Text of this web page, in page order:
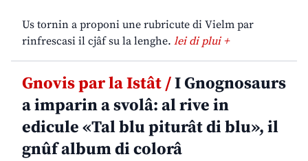
Us tornin a proponi une rubricute di Vielm par
rinfrescasi il cjâf su la lenghe. lei di plui +
Gnovis par la Istât /I Gnognosaurs
a imparin a svolâ: al rive in
edicule «Tal blu piturât di blu», il
gnûf album di colorâ